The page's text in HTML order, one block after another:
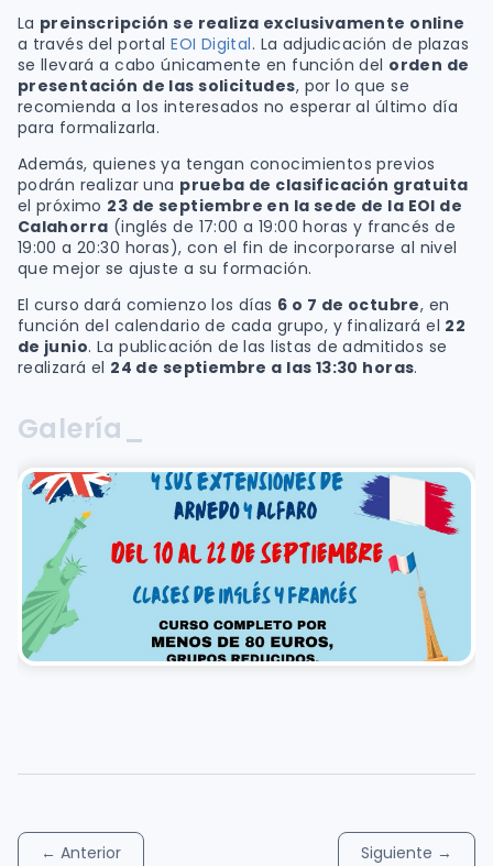
La preinscripción se realiza exclusivamente online
a través del portalEOI Digital. La adjudicación de plazas
se llevará a cabo únicamente en función del orden de
presentación de las solicitudes, por lo que se
recomienda a los interesados no esperar al último día
para formalizarla.
Además, quienes ya tengan conocimientos previos
podrán realizar una prueba de clasificación gratuita
el próximo 23 de septiembre en la sede de la EOI de
Calahorra (inglés de 17:00 a 19:00 horas y francés de
19:00 a 20:30 horas), con el fin de incorporarse al nivel
que mejor se ajuste a su formación.
El curso dará comienzo los días 6 o 7 de octubre, en
función del calendario de cada grupo, y finalizará el 22
de junio. La publicación de las listas de admitidos se
realizará el 24 de septiembre a las 13:30 horas.
Galería_
← Anterior Siguiente →